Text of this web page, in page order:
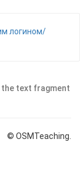
логином/
the text fragment
© OSMTeaching.